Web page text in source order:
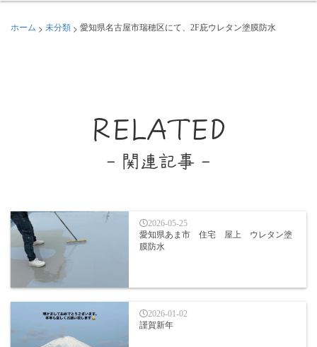
ホーム > 未分類 > 愛知県名古屋市瑞穂区にて、2F庇ウレタン塗膜防水
RELATED
- 関連記事 -
2026-05-25
愛知県あま市 住宅 屋上 ウレタン塗
膜防水
2026-01-02
謹賀新年